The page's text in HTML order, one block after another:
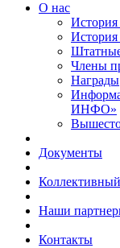
О нас
История
Члены
Награды
ИНФО»
Документы
Наши
Контакты